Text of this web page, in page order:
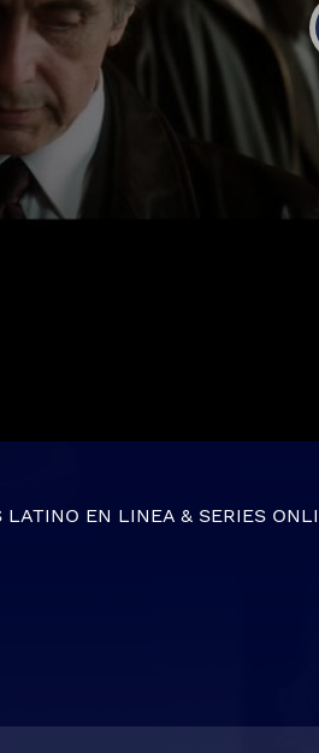
LATINO EN LINEA& SERIES